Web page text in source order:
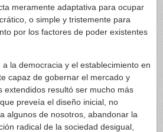
meramente adaptativa para ocupar
o simple y tristemente para
por los factores de poder existentes
la democracia y el establecimiento en
capaz de gobernar el mercado y
extendidos resultó ser mucho más
preveía el diseño inicial, no
algunos de nosotros, abandonar la
radical de la sociedad desigual,